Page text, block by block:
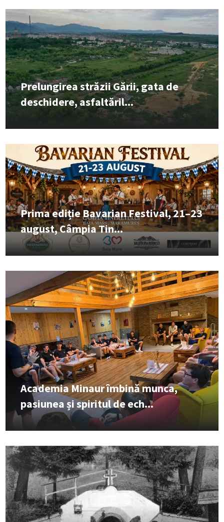
Prelungirea străzii Gării, gata de
deschidere, asfaltăril...
Prima ediție Bavarian Festival, 21–23
august, Câmpia Tin...
Academia Minaur îmbină munca,
pasiunea și spiritul de ech...